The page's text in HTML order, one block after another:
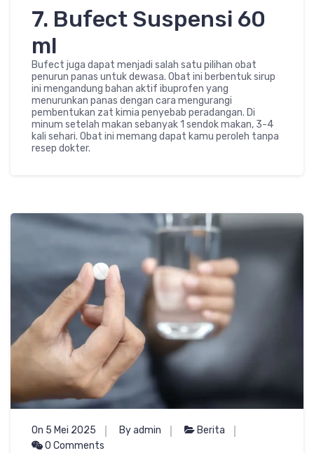
7. Bufect Suspensi 60
ml
Bufect juga dapat menjadi salah satu pilihan obat
penurun panas untuk dewasa. Obat ini berbentuk sirup
ini mengandung bahan aktif ibuprofen yang
menurunkan panas dengan cara mengurangi
pembentukan zat kimia penyebab peradangan. Di
minum setelah makan sebanyak 1 sendok makan, 3-4
kali sehari. Obat ini memang dapat kamu peroleh tanpa
resep dokter.
On 5 Mei 2025 By admin
Berita
0 Comments